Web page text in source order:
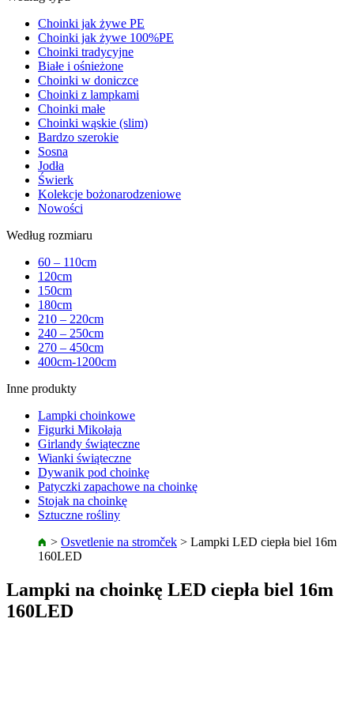
Choinki jak żywe PE
Choinki jak żywe 100%PE
Choinki tradycyjne
Białe i ośnieżone
Choinki w doniczce
Choinki z lampkami
Choinki małe
Choinki wąskie (slim)
Bardzo szerokie
Sosna
Jodła
Świerk
Kolekcje bożonarodzeniowe
Nowości
Według rozmiaru
60 – 110cm
120cm
150cm
180cm
210 – 220cm
240 – 250cm
270 – 450cm
400cm-1200cm
Inne produkty
Lampki choinkowe
Figurki Mikołaja
Girlandy świąteczne
Wianki świąteczne
Dywanik pod choinkę
Patyczki zapachowe na choinkę
Stojak na choinkę
Sztuczne rośliny
> Osvetlenie na stromček > Lampki LED ciepła biel 16m
160LED
Lampki na choinkę LED ciepła biel 16m
160LED